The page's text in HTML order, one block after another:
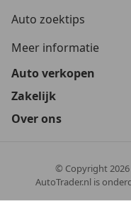
Auto zoektips
Meer informatie
Auto verkopen
Zakelijk
Over ons
© Copyright2026
AutoTrader.nl is